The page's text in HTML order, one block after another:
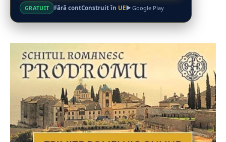
GRATUIT Fără contConstruit în UE Google Play